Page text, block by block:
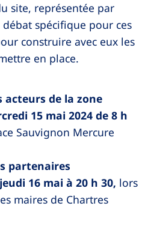
site, représentée par
débat spécifique pour ces
construire avec eux les
en place.
acteurs de la zone
15 mai 2024 de 8 h
Sauvignon Mercure
partenaires
jeudi 16 mai à 20 h 30, lors
maires de Chartres